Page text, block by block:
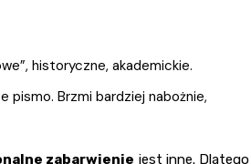
historyczne, akademickie.
Brzmi bardziej nabożnie,
zabarwienie jest inne. Dlatego